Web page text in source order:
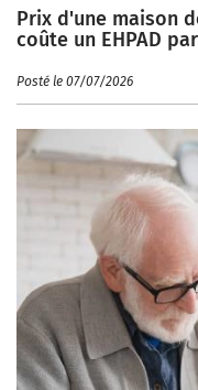
Prix d'une maison
coûte un EHPAD
Posté le 07/07/2026